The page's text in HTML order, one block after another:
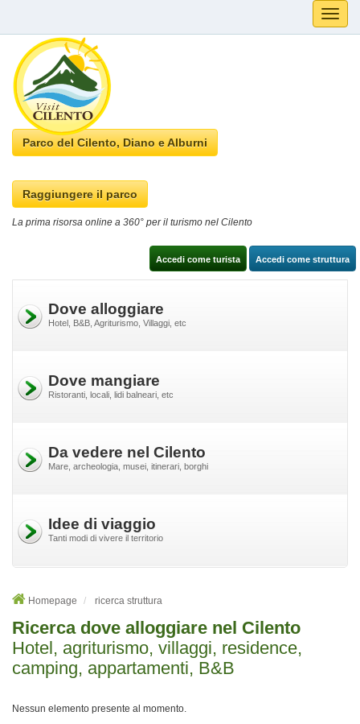
Toggle
Parco del Cilento, Diano e Alburni
Raggiungere il parco
La prima risorsa online a 360° per il turismo nel Cilento
Accedi come turista Accedi come struttura
Dove alloggiare
Hotel, B&B, Agriturismo, Villaggi, etc
Dove mangiare
Ristoranti, locali, lidi balneari, etc
Da vedere nel Cilento
Mare, archeologia, musei, itinerari, borghi
Idee di viaggio
Tanti modi di vivere il territorio
Homepage ricerca struttura
Ricerca dove alloggiare nel Cilento
Hotel, agriturismo, villaggi, residence,
camping, appartamenti, B&B
Nessun elemento presente al momento.